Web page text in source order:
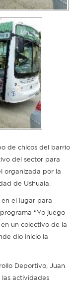
de chicos del barrio
del sector para
organizada por la
de Ushuaia.
el lugar para
“Yo juego
un colectivo de la
dio inicio la
Deportivo, Juan
las actividades